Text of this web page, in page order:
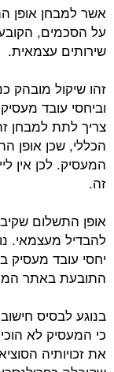
אשר למבחן אופן
על הסכמים,
שירותים עצמאית.
זהו שיקול מובהק
וביחסי עובד
צריך לתת למבחן
הכללי, שכן אופן
המעסיק. לכן אין
זה.
אופן התשלום
להבדיל מעצמאי.
יחסי עובד
התובעת באתר
בנוגע לבסיס
כי המעסיק לא
את זכויותיה